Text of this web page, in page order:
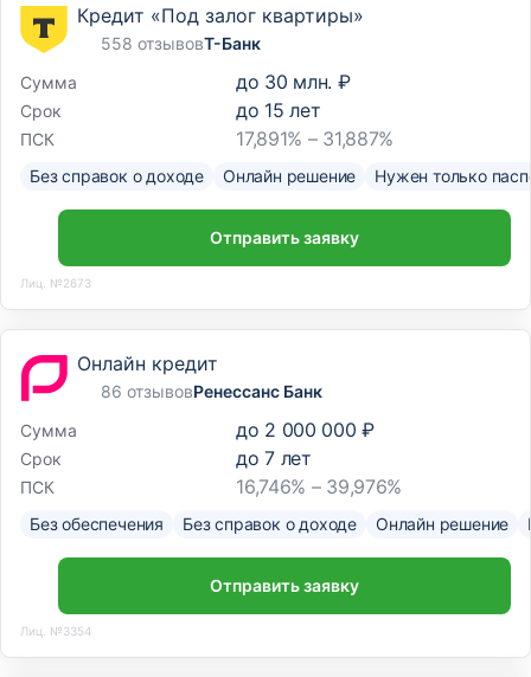
Кредит «Под залог квартиры»
558 отзывовТ-Банк
Сумма
до 30 млн. ₽
Срок до 15 лет
ПСК 17,891% – 31,887%
Без справок о доходе Онлайн решение Нужен только
Отправить заявку
Лиц. №2673
Онлайн кредит
86 отзывовРенессанс Банк
Сумма
до 2 000 000 ₽
Срок до7лет
ПСК 16,746% – 39,976%
Без обеспечения Без справок о доходе Онлайн решение
Отправить заявку
Лиц. №3354